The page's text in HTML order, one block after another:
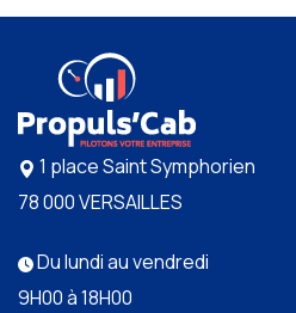
1 place Saint Symphorien
78 000 VERSAILLES
Du lundi au vendredi
9H00 à 18H00